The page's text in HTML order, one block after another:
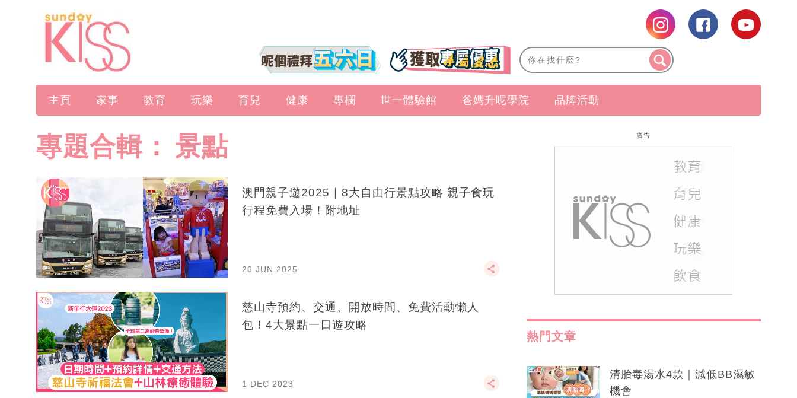
主頁 家事 教育 玩樂 育兒 健康 專欄 世一體驗館 爸媽升呢學院 品牌活動
專題合輯： 景點
澳門親子遊2025｜8大自由行景點攻略 親子食玩
行程免費入場！附地址
26 JUN 2025
慈山寺預約、交通、開放時間、免費活動懶人
包！4大景點一日遊攻略
1 DEC 2023
廣告
熱門文章
清胎毒湯水4款｜減低BB濕敏
機會